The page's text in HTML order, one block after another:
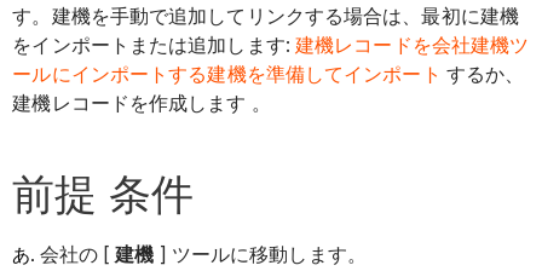
す。建機を手動で追加してリンクする場合は、最初に建機
をインポートまたは追加します: 建機レコードを会社建機ツ
ールにインポートする建機を準備してインポート するか、
建機レコードを作成します 。
前提 条件
会社の [建機 ] ツールに移動します。